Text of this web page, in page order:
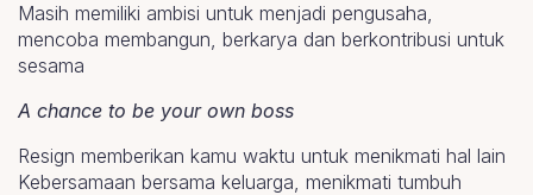
Masih memiliki ambisi untuk menjadi pengusaha,
mencoba membangun, berkarya dan berkontribusi untuk
sesama
A chance to be your own boss
Resign memberikan kamu waktu untuk menikmati hal lain
Kebersamaan bersama keluarga, menikmati tumbuh